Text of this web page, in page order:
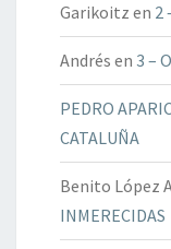
Garikoitz en 2
Andrés en 3 –
PEDRO
CATALUÑA
Benito López
INMERECIDAS